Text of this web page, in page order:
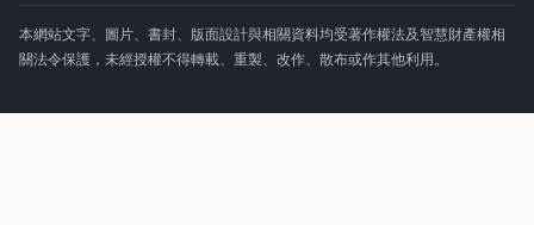
本網站文字、圖片、書封、版面設計與相關資料均受著作權法及智慧財產權相
關法令保護，未經授權不得轉載、重製、改作、散布或作其他利用。